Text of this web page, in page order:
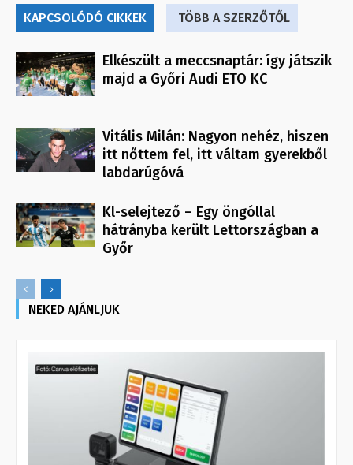
KAPCSOLÓDÓ CIKKEK TÖBB A SZERZŐTŐL
Elkészült a meccsnaptár: így játszik
majd a Győri Audi ETO KC
Vitális Milán: Nagyon nehéz, hiszen
itt nőttem fel, itt váltam gyerekből
labdarúgóvá
Kl-selejtező – Egy öngóllal
hátrányba került Lettországban a
Győr
NEKED AJÁNLJUK